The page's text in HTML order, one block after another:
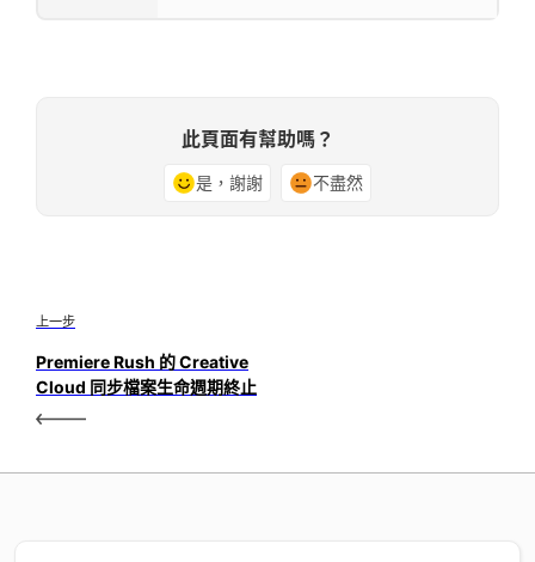
此頁面有幫助嗎？
是，謝謝 不盡然
上一步
Premiere Rush 的 Creative
Cloud 同步檔案生命週期終止